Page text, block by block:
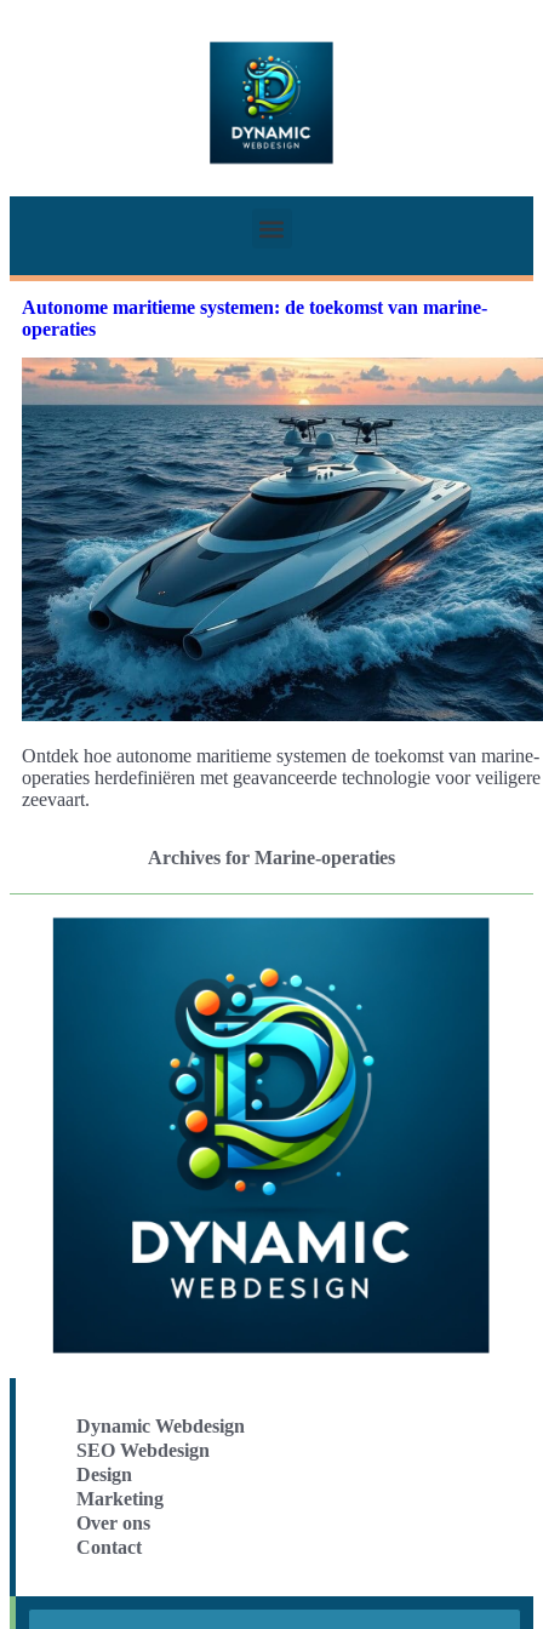
Autonome maritieme systemen: de toekomst van marine-
operaties
Ontdek hoe autonome maritieme systemen de toekomst van marine-
operaties herdefiniëren met geavanceerde technologie voor veiligere
zeevaart.
Archives for Marine-operaties
Dynamic Webdesign
SEO Webdesign
Design
Marketing
Over ons
Contact